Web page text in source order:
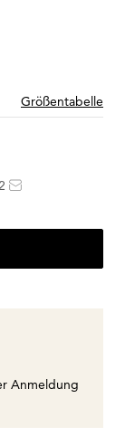
Größentabelle
Anmeldung